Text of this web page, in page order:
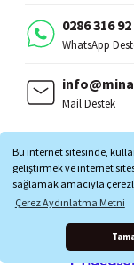
Bu internet sitesinde,
geliştirmek ve internet
sağlamak amacıyla
Çerez Aydınlatma Metni
0286 316
WhatsApp
Mail Destek
MOBİL UYGULAMALAR:
Copyright © 1997